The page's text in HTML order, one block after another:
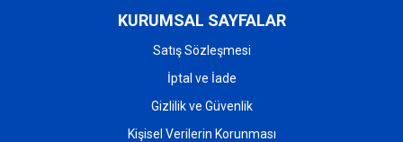
KURUMSAL SAYFALAR
Satış Sözleşmesi
İptal ve İade
Gizlilik ve Güvenlik
Kişisel Verilerin Korunması